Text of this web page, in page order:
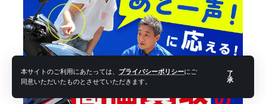
本サイトのご利用にあたっては、 プライバシーポリシーにご
同意いただいたものとさせていただきます。
了
承